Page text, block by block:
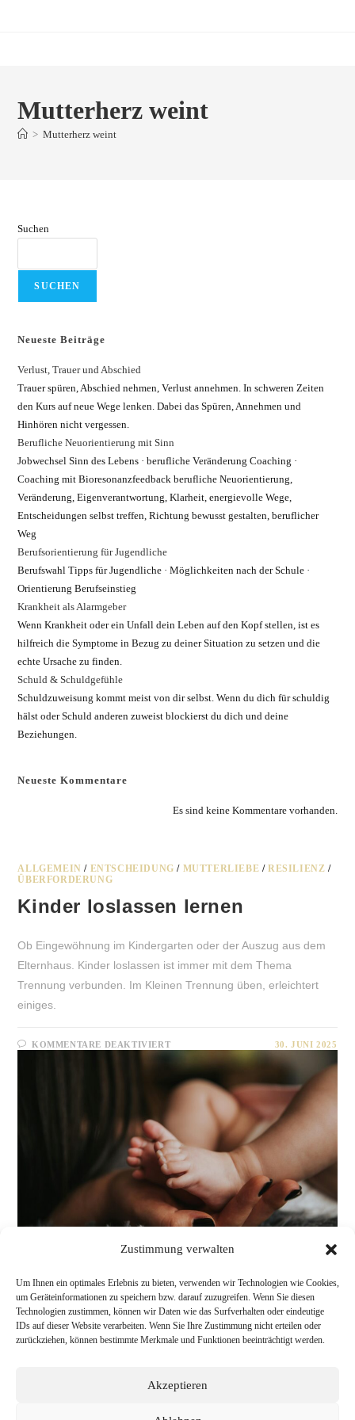
Zustimmung verwalten
Um Ihnen ein optimales Erlebnis zu bieten, verwenden wir Technologien wie Cookies,
um Geräteinformationen zu speichern bzw. darauf zuzugreifen. Wenn Sie diesen
Technologien zustimmen, können wir Daten wie das Surfverhalten oder eindeutige
IDs auf dieser Website verarbeiten. Wenn Sie Ihre Zustimmung nicht erteilen oder
zurückziehen, können bestimmte Merkmale und Funktionen beeinträchtigt werden.
Akzeptieren
Mutterherz weint
> Mutterherz weint
Suchen
SUCHEN
Neueste Beiträge
Verlust, Trauer und Abschied
Trauer spüren, Abschied nehmen, Verlust annehmen. In schweren Zeiten
den Kurs auf neue Wege lenken. Dabei das Spüren, Annehmen und
Hinhören nicht vergessen.
Berufliche Neuorientierung mit Sinn
Jobwechsel Sinn des Lebens · berufliche Veränderung Coaching ·
Coaching mit Bioresonanzfeedback berufliche Neuorientierung,
Veränderung, Eigenverantwortung, Klarheit, energievolle Wege,
Entscheidungen selbst treffen, Richtung bewusst gestalten, beruflicher
Weg
Berufsorientierung für Jugendliche
Berufswahl Tipps für Jugendliche · Möglichkeiten nach der Schule ·
Orientierung Berufseinstieg
Krankheit als Alarmgeber
Wenn Krankheit oder ein Unfall dein Leben auf den Kopf stellen, ist es
hilfreich die Symptome in Bezug zu deiner Situation zu setzen und die
echte Ursache zu finden.
Schuld & Schuldgefühle
Schuldzuweisung kommt meist von dir selbst. Wenn du dich für schuldig
hälst oder Schuld anderen zuweist blockierst du dich und deine
Beziehungen.
Neueste Kommentare
Es sind keine Kommentare vorhanden.
ALLGEMEIN / ENTSCHEIDUNG / MUTTERLIEBE /RESILIENZ /
ÜBERFORDERUNG
Kinder loslassen lernen
Ob Eingewöhnung im Kindergarten oder der Auszug aus dem
Elternhaus. Kinder loslassen ist immer mit dem Thema
Trennung verbunden. Im Kleinen Trennung üben, erleichtert
einiges.
KOMMENTARE DEAKTIVIERTFÜR
LOSLASSEN
LERNEN
30. JUNI 2025